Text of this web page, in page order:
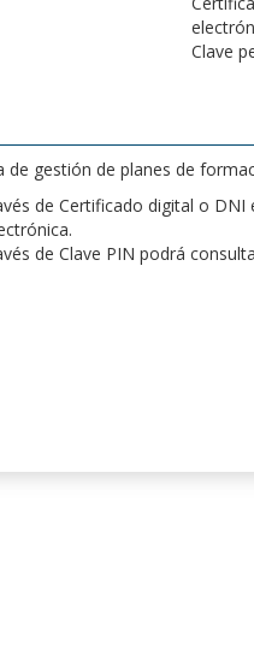
Clave
gestión de planes de
de Certificado digital o
de Clave PIN podrá